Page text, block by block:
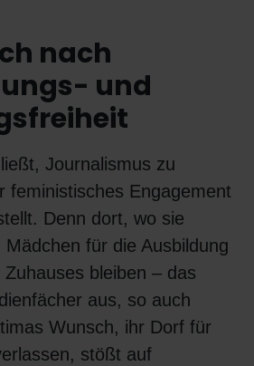
nach
und
Journalismus zu
feministisches Engagement
Denn dort, wo sie
für die Ausbildung
bleiben – das
aus, so auch
Wunsch, ihr Dorf für
stößt auf